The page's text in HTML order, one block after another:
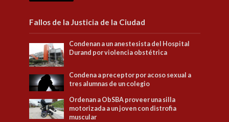
Fallos de la Justicia de la Ciudad
Condenan a un anestesista del Hospital
Durand por violencia obstétrica
Condena a preceptor por acoso sexual a
tres alumnas de un colegio
Ordenan a ObSBA proveer una silla
motorizada a un joven con distrofia
muscular